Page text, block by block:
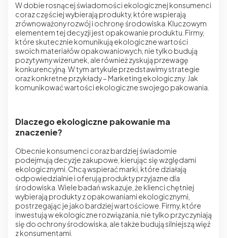
W dobie rosnącej świadomości ekologicznej konsumenci
coraz częściej wybierają produkty, które wspierają
zrównoważony rozwój i ochronę środowiska. Kluczowym
elementem tej decyzji jest opakowanie produktu. Firmy,
które skutecznie komunikują ekologiczne wartości
swoich materiałów opakowaniowych, nie tylko budują
pozytywny wizerunek, ale również zyskują przewagę
konkurencyjną. W tym artykule przedstawimy strategie
oraz konkretne przykłady – Marketing ekologiczny: Jak
komunikować wartości ekologiczne swojego pakowania.
Dlaczego ekologiczne pakowanie ma
znaczenie?
Obecnie konsumenci coraz bardziej świadomie
podejmują decyzje zakupowe, kierując się względami
ekologicznymi. Chcą wspierać marki, które działają
odpowiedzialnie i oferują produkty przyjazne dla
środowiska. Wiele badań wskazuje, że klienci chętniej
wybierają produkty z opakowaniami ekologicznymi,
postrzegając je jako bardziej wartościowe. Firmy, które
inwestują w ekologiczne rozwiązania, nie tylko przyczyniają
się do ochrony środowiska, ale także budują silniejszą więź
z konsumentami.